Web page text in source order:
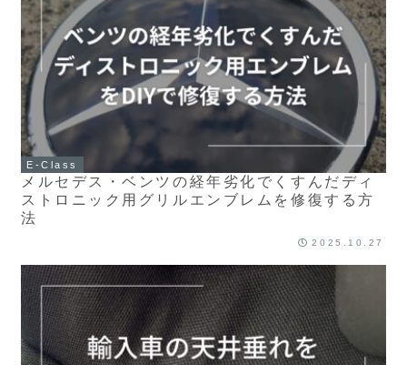
E-Class
メルセデス・ベンツの経年劣化でくすんだディ
ストロニック用グリルエンブレムを修復する方
法
2025.10.27